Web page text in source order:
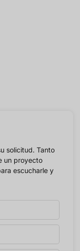
solicitud. Tanto
un proyecto
escucharle y